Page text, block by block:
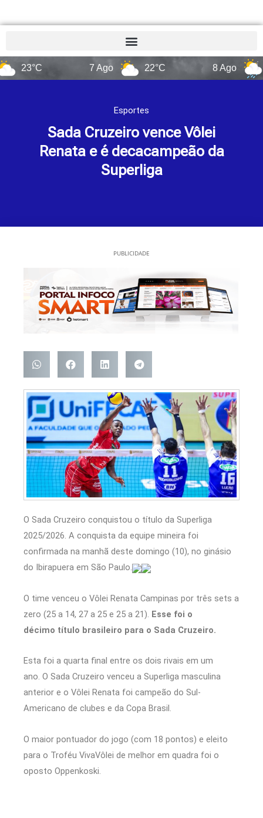
22°C
Esportes
Sada Cruzeiro vence Vôlei
Renata e é decacampeão da
Superliga
PUBLICIDADE
O Sada Cruzeiro conquistou o título da Superliga
2025/2026. A conquista da equipe mineira foi
confirmada na manhã deste domingo (10), no ginásio
do Ibirapuera em São Paulo.
O time venceu o Vôlei Renata Campinas por três sets a
zero (25 a 14, 27 a 25 e 25 a 21). Esse foi o
décimo título brasileiro para o Sada Cruzeiro.
Esta foi a quarta final entre os dois rivais em um
ano. O Sada Cruzeiro venceu a Superliga masculina
anterior e o Vôlei Renata foi campeão do Sul-
Americano de clubes e da Copa Brasil.
O maior pontuador do jogo (com 18 pontos) e eleito
para o Troféu VivaVôlei de melhor em quadra foi o
oposto Oppenkoski.